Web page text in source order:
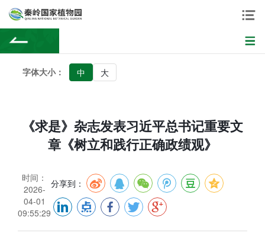
字体大小： 中 大
《求是》杂志发表习近平总书记重要文
章《树立和践行正确政绩观》
时间：
2026-
04-01
09:55:29
分享到：